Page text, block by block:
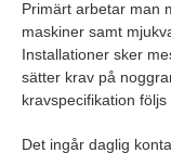
Primärt arbetar man
maskiner samt
Installationer sker
sätter krav på
kravspecifikation
Det ingår daglig